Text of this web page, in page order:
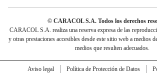
© CARACOL S.A. Todos los derechos
CARACOL S.A. realiza una reserva expresa de las
y otras prestaciones accesibles desde este sitio web a medios
medios que resulten adecuados.
Aviso legal Política de Protección de Datos